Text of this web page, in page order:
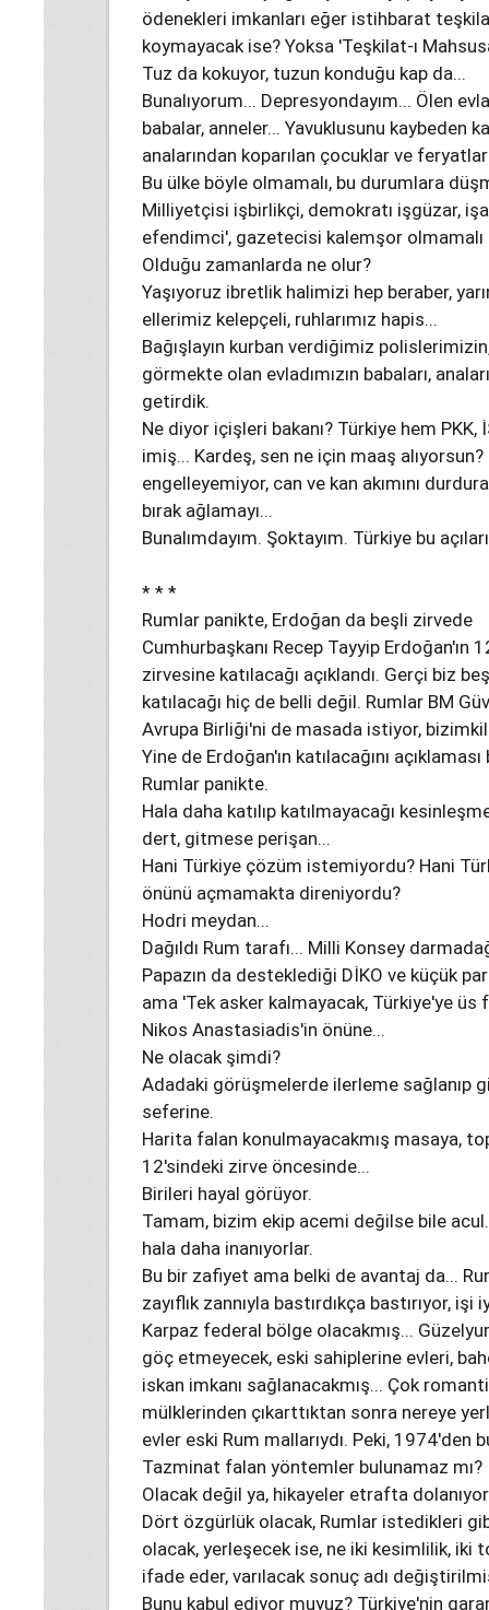
ödenekleri imkanları eğer istihbarat
koymayacak ise? Yoksa 'Teşkilat-ı
Tuz da kokuyor, tuzun konduğu kap da...
Bunalıyorum... Depresyondayım... Ölen
babalar, anneler... Yavuklusunu kaybeden
analarından koparılan çocuklar ve
Bu ülke böyle olmamalı, bu durumlara
Milliyetçisi işbirlikçi, demokratı işgüzar,
efendimci', gazetecisi kalemşor olmamalı
Olduğu zamanlarda ne olur?
Yaşıyoruz ibretlik halimizi hep beraber,
ellerimiz kelepçeli, ruhlarımız hapis...
Bağışlayın kurban verdiğimiz
görmekte olan evladımızın babaları,
getirdik.
Ne diyor içişleri bakanı? Türkiye hem
imiş... Kardeş, sen ne için maaş alıyorsun?
engelleyemiyor, can ve kan akımını
bırak ağlamayı...
Bunalımdayım. Şoktayım. Türkiye bu
* * *
Rumlar panikte, Erdoğan da beşli zirvede
Cumhurbaşkanı Recep Tayyip Erdoğan'ın
zirvesine katılacağı açıklandı. Gerçi biz
katılacağı hiç de belli değil. Rumlar BM
Avrupa Birliği'ni de masada istiyor,
Yine de Erdoğan'ın katılacağını
Rumlar panikte.
Hala daha katılıp katılmayacağı
dert, gitmese perişan...
Hani Türkiye çözüm istemiyordu? Hani
önünü açmamakta direniyordu?
Hodri meydan...
Dağıldı Rum tarafı... Milli Konsey
Papazın da desteklediği DİKO ve küçük
ama 'Tek asker kalmayacak, Türkiye'ye
Nikos Anastasiadis'in önüne...
Ne olacak şimdi?
Adadaki görüşmelerde ilerleme sağlanıp
seferine.
Harita falan konulmayacakmış masaya,
12'sindeki zirve öncesinde...
Birileri hayal görüyor.
Tamam, bizim ekip acemi değilse bile
hala daha inanıyorlar.
Bu bir zafiyet ama belki de avantaj da...
zayıflık zannıyla bastırdıkça bastırıyor,
Karpaz federal bölge olacakmış...
göç etmeyecek, eski sahiplerine evleri,
iskan imkanı sağlanacakmış... Çok
mülklerinden çıkarttıktan sonra nereye
evler eski Rum mallarıydı. Peki, 1974'den
Tazminat falan yöntemler bulunamaz mı?
Olacak değil ya, hikayeler etrafta
Dört özgürlük olacak, Rumlar istedikleri
olacak, yerleşecek ise, ne iki kesimlilik,
ifade eder, varılacak sonuç adı
Bunu kabul ediyor muyuz? Türkiye'nin